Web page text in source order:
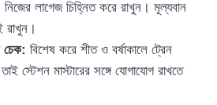
নিজের লাগেজ চিহ্নিত করে রাখুন। মূল্যবান
রাখুন।
চেক: বিশেষ করে শীত ও বর্ষাকালে ট্রেন
স্টেশন মাস্টারের সঙ্গে যোগাযোগ রাখতে